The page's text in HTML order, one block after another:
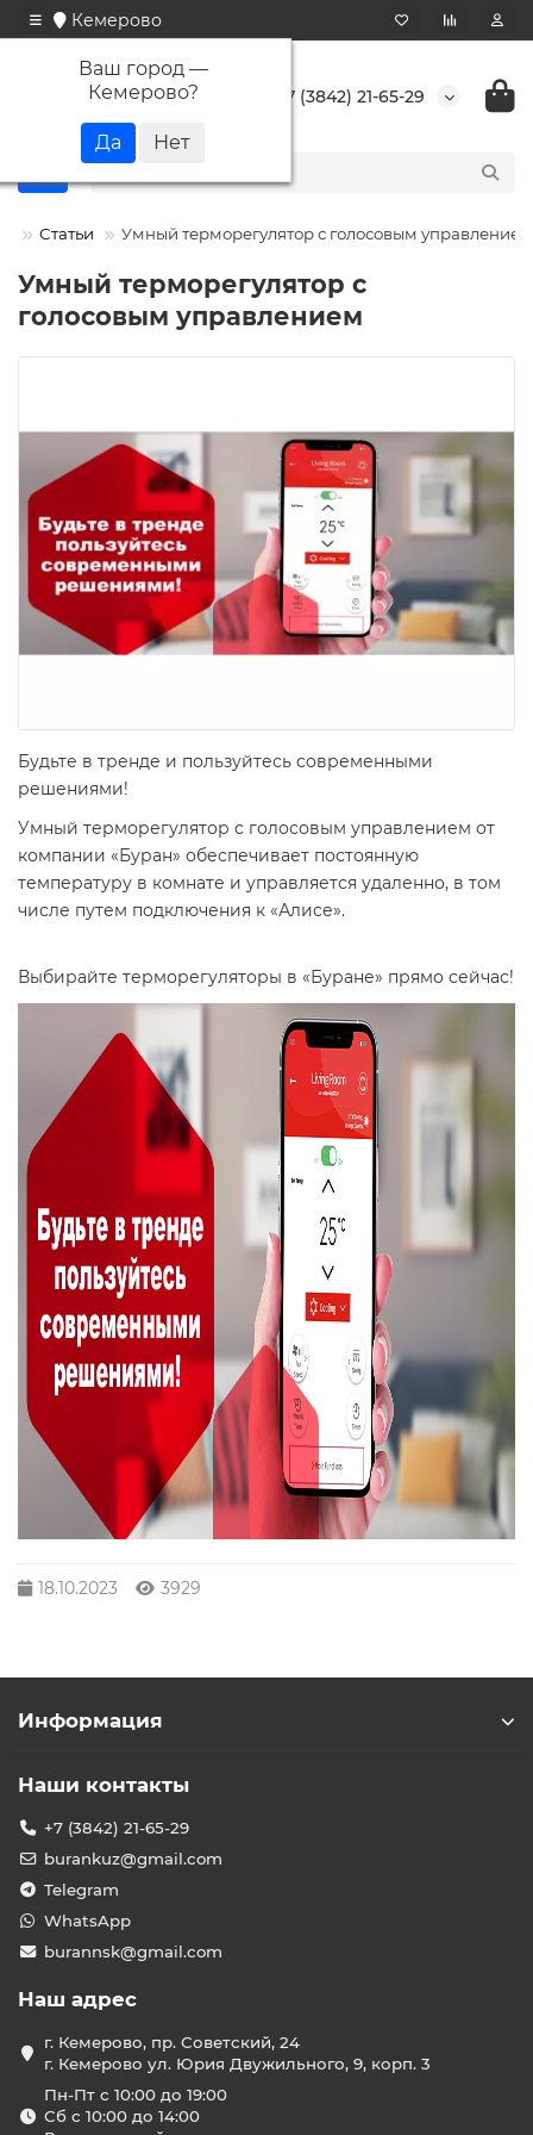
Кемерово
Ваш город —
Кемерово? +7 (3842) 21-65-29
Статьи Умный терморегулятор с голосовым управлением
Умный терморегулятор с
голосовым управлением
Будьте в тренде и пользуйтесь современными
решениями!
Умный терморегулятор с голосовым управлением от
компании «Буран» обеспечивает постоянную
температуру в комнате и управляется удаленно, в том
числе путем подключения к «Алисе».
Выбирайте терморегуляторы в «Буране» прямо сейчас!
18.10.2023 3929
Информация
Наши контакты
+7 (3842) 21-65-29
burankuz@gmail.com
Telegram
WhatsApp
burannsk@gmail.com
Наш адрес
г. Кемерово, пр. Советский, 24
г. Кемерово ул. Юрия Двужильного, 9, корп. 3
Пн-Пт с 10:00 до 19:00
Сб с 10:00 до 14:00